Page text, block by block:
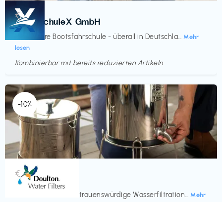
Kurse
BootsschuleX GmbH
Deine faire Bootsfahrschule - überall in Deutschla... Mehr
lesen
€‎
Kombinierbar mit bereits reduzierten Artikeln
-10%
Küche & Haushalt
Doulton
Seit 200 Jahren vertrauenswürdige Wasserfiltration... Mehr
€‎